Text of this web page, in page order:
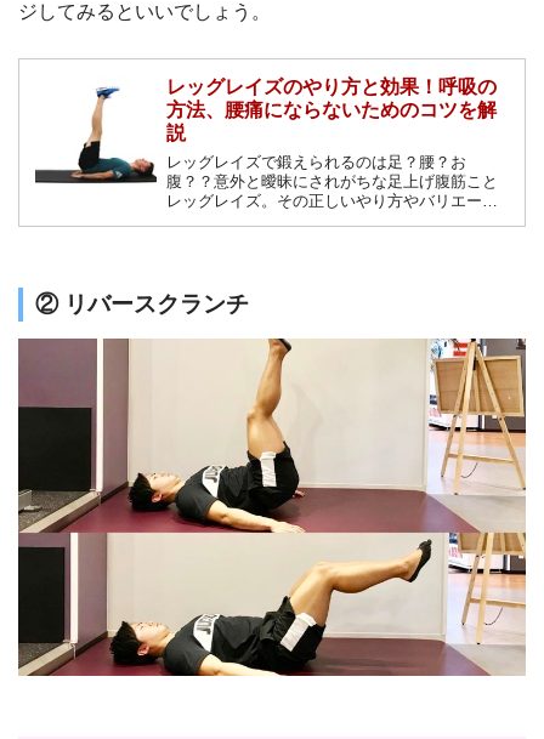
ジしてみるといいでしょう。
レッグレイズのやり方と効果！呼吸の
方法、腰痛にならないためのコツを解
説
レッグレイズで鍛えられるのは足？腰？お
腹？？意外と曖昧にされがちな足上げ腹筋こと
レッグレイズ。その正しいやり方やバリエーシ
② リバースクランチ